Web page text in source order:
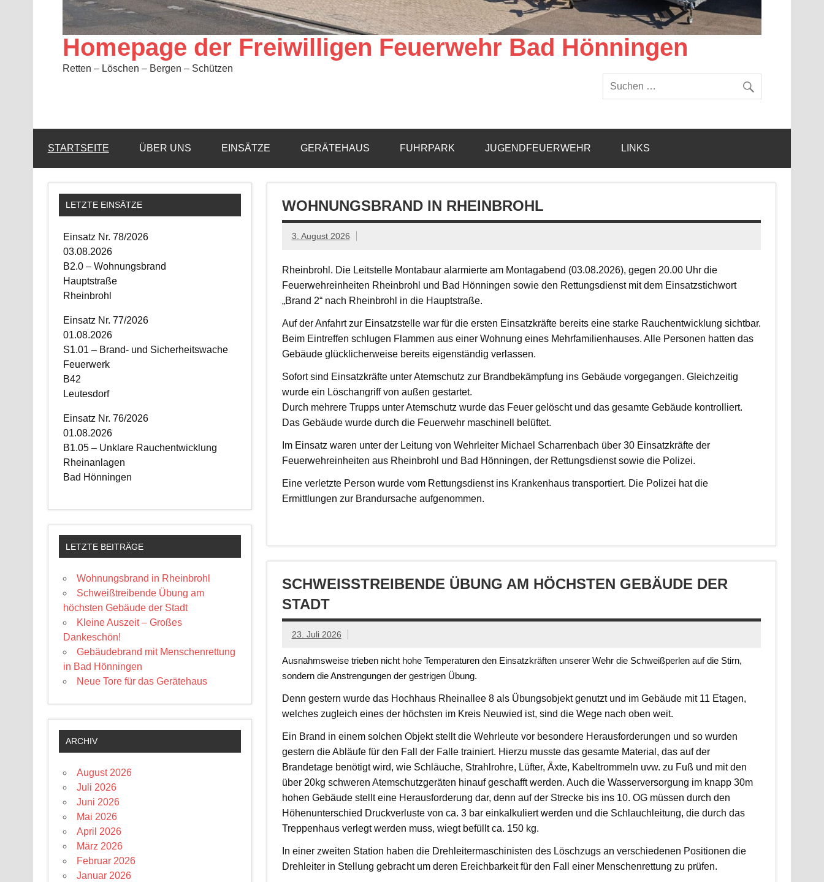
Homepage der Freiwilligen Feuerwehr Bad Hönningen
Retten – Löschen – Bergen – Schützen
STARTSEITE ÜBER UNS EINSÄTZE GERÄTEHAUS FUHRPARK JUGENDFEUERWEHR LINKS
WOHNUNGSBRAND IN RHEINBROHL
3. August 2026
Rheinbrohl. Die Leitstelle Montabaur alarmierte am Montagabend (03.08.2026), gegen 20.00 Uhr die
Feuerwehreinheiten Rheinbrohl und Bad Hönningen sowie den Rettungsdienst mit dem Einsatzstichwort
„Brand 2“ nach Rheinbrohl in die Hauptstraße.
Auf der Anfahrt zur Einsatzstelle war für die ersten Einsatzkräfte bereits eine starke Rauchentwicklung sichtbar.
Beim Eintreffen schlugen Flammen aus einer Wohnung eines Mehrfamilienhauses. Alle Personen hatten das
Gebäude glücklicherweise bereits eigenständig verlassen.
Sofort sind Einsatzkräfte unter Atemschutz zur Brandbekämpfung ins Gebäude vorgegangen. Gleichzeitig
wurde ein Löschangriff von außen gestartet.
Durch mehrere Trupps unter Atemschutz wurde das Feuer gelöscht und das gesamte Gebäude kontrolliert.
Das Gebäude wurde durch die Feuerwehr maschinell belüftet.
Im Einsatz waren unter der Leitung von Wehrleiter Michael Scharrenbach über 30 Einsatzkräfte der
Feuerwehreinheiten aus Rheinbrohl und Bad Hönningen, der Rettungsdienst sowie die Polizei.
Eine verletzte Person wurde vom Rettungsdienst ins Krankenhaus transportiert. Die Polizei hat die
Ermittlungen zur Brandursache aufgenommen.
SCHWEISSTREIBENDE ÜBUNG AM HÖCHSTEN GEBÄUDE DER S
TADT
23. Juli 2026
Ausnahmsweise trieben nicht hohe Temperaturen den Einsatzkräften unserer Wehr die Schweißperlen auf die Stirn,
sondern die Anstrengungen der gestrigen Übung.
Denn gestern wurde das Hochhaus Rheinallee 8 als Übungsobjekt genutzt und im Gebäude mit 11 Etagen,
welches zugleich eines der höchsten im Kreis Neuwied ist, sind die Wege nach oben weit.
Ein Brand in einem solchen Objekt stellt die Wehrleute vor besondere Herausforderungen und so wurden
gestern die Abläufe für den Fall der Falle trainiert. Hierzu musste das gesamte Material, das auf der
Brandetage benötigt wird, wie Schläuche, Strahlrohre, Lüfter, Äxte, Kabeltrommeln uvw. zu Fuß und mit den
über 20kg schweren Atemschutzgeräten hinauf geschafft werden. Auch die Wasserversorgung im knapp 30m
hohen Gebäude stellt eine Herausforderung dar, denn auf der Strecke bis ins 10. OG müssen durch den
Höhenunterschied Druckverluste von ca. 3 bar einkalkuliert werden und die Schlauchleitung, die durch das
Treppenhaus verlegt werden muss, wiegt befüllt ca. 150 kg.
In einer zweiten Station haben die Drehleitermaschinisten des Löschzugs an verschiedenen Positionen die
Drehleiter in Stellung gebracht um deren Ereichbarkeit für den Fall einer Menschenrettung zu prüfen.
LETZTE EINSÄTZE
Einsatz Nr. 78/2026
03.08.2026
B2.0 – Wohnungsbrand
Hauptstraße
Rheinbrohl
Einsatz Nr. 77/2026
01.08.2026
S1.01 – Brand- und Sicherheitswache
Feuerwerk
B42
Leutesdorf
Einsatz Nr. 76/2026
01.08.2026
B1.05 – Unklare Rauchentwicklung
Rheinanlagen
Bad Hönningen
LETZTE BEITRÄGE
Wohnungsbrand in Rheinbrohl
Schweißtreibende Übung am
höchsten Gebäude der Stadt
Kleine Auszeit – Großes
Dankeschön!
Gebäudebrand mit Menschenrettung
in Bad Hönningen
Neue Tore für das Gerätehaus
ARCHIV
August 2026
Juli 2026
Juni 2026
Mai 2026
April 2026
März 2026
Februar 2026
Januar 2026